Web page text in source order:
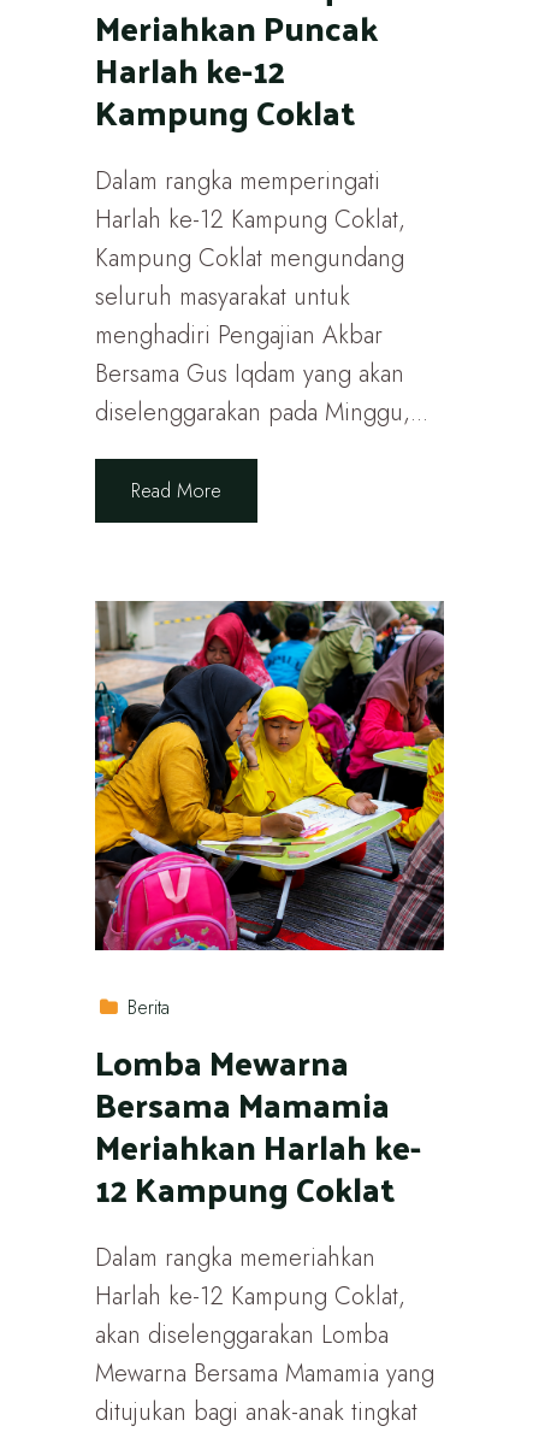
Meriahkan Puncak
Harlah ke-12
Kampung Coklat
Dalam rangka memperingati
Harlah ke-12 Kampung Coklat,
Kampung Coklat mengundang
seluruh masyarakat untuk
menghadiri Pengajian Akbar
Bersama Gus Iqdam yang akan
diselenggarakan pada Minggu,...
Read More
Berita
Lomba Mewarna
Bersama Mamamia
Meriahkan Harlah ke-
12 Kampung Coklat
Dalam rangka memeriahkan
Harlah ke-12 Kampung Coklat,
akan diselenggarakan Lomba
Mewarna Bersama Mamamia yang
ditujukan bagi anak-anak tingkat